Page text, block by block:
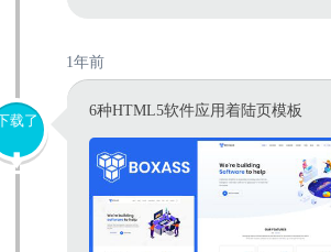
1年前
载了
6种HTML5软件应用着陆页模板